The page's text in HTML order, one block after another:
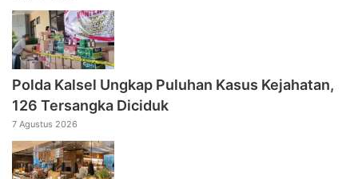
Polda Kalsel Ungkap Puluhan Kasus Kejahatan,
126 Tersangka Diciduk
7 Agustus 2026